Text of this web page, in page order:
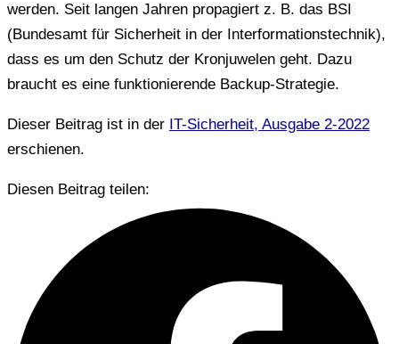
werden. Seit langen Jahren propagiert z. B. das BSI
(Bundesamt für Sicherheit in der Interformationstechnik),
dass es um den Schutz der Kronjuwelen geht. Dazu
braucht es eine funktionierende Backup-Strategie.
Dieser Beitrag ist in der IT-Sicherheit, Ausgabe 2-2022
erschienen.
Diesen Beitrag teilen: